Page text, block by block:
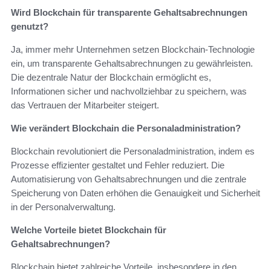
Wird Blockchain für transparente Gehaltsabrechnungen
genutzt?
Ja, immer mehr Unternehmen setzen Blockchain-Technologie
ein, um transparente Gehaltsabrechnungen zu gewährleisten.
Die dezentrale Natur der Blockchain ermöglicht es,
Informationen sicher und nachvollziehbar zu speichern, was
das Vertrauen der Mitarbeiter steigert.
Wie verändert Blockchain die Personaladministration?
Blockchain revolutioniert die Personaladministration, indem es
Prozesse effizienter gestaltet und Fehler reduziert. Die
Automatisierung von Gehaltsabrechnungen und die zentrale
Speicherung von Daten erhöhen die Genauigkeit und Sicherheit
in der Personalverwaltung.
Welche Vorteile bietet Blockchain für
Gehaltsabrechnungen?
Blockchain bietet zahlreiche Vorteile, insbesondere in den